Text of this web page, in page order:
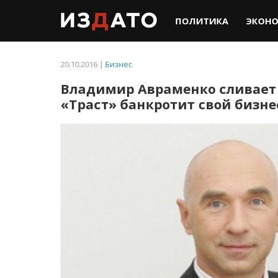
ПОЛИТИКА
20.10.2016 | Бизнес
Владимир Авраменко
«Траст» банкротит свой